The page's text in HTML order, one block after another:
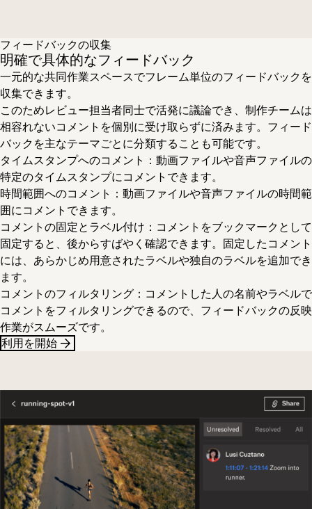
フィードバックの収集
明確で具体的なフィードバック
一元的な共同作業スペースでフレーム単位のフィードバックを
収集できます。
このためレビュー担当者同士で活発に議論でき、制作チームは
相容れないコメントを個別に受け取らずに済みます。フィード
バックを主なテーマごとに分類することも可能です。
タイムスタンプへのコメント ：動画ファイルや音声ファイルの
特定のタイムスタンプにコメントできます。
時間範囲へのコメント ：動画ファイルや音声ファイルの時間範
囲にコメントできます。
コメントの固定とラベル付け ：コメントをブックマークとして
固定すると、後からすばやく確認できます。固定したコメント
には、あらかじめ用意されたラベルや独自のラベルを追加でき
ます。
コメントのフィルタリング ：コメントした人の名前やラベルで
コメントをフィルタリングできるので、フィードバックの反映
作業がスムーズです。
利用を開始